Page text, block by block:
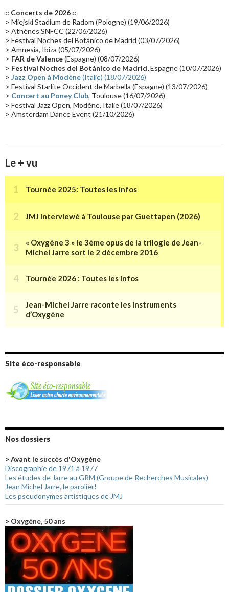
Passages radio Vidéo Jarrecast (16) Synthé 80's
Les concerts en Chine(16) Cinéma
Synthé Roland(15) Belgique(15)
(14) Astronomie (14)
Tournée 2025(14) 2024(14) Chine(13)
:: Concerts de 2026 ::
> Miejski Stadium de Radom (Pologne) (19/06/2026)
> Athènes SNFCC (22/06/2026)
> Festival Noches del Botánico de Madrid (03/07/2026)
> Amnesia, Ibiza (05/07/2026)
> FAR de Valence(Espagne) (08/07/2026)
> Festival Noches del Botánico de Madrid,Espagne (10/07/2026)
> Jazz Open à Modène(Italie) (18/07/2026)
> Festival Starlite Occident de Marbella (Espagne) (13/07/2026)
> Concert au Poney Club, Toulouse (16/07/2026)
> Festival Jazz Open, Modène, Italie (18/07/2026)
> Amsterdam Dance Event (21/10/2026)
Le + vu
Site éco-responsable
Nos dossiers
> Avant le succès d'Oxygène
Discographie de 1971 à 1977
Les études de Jarre au GRM (Groupe de Recherches Musicales)
Jean Michel Jarre, le parolier!
Les pseudonymes artistiques de JMJ
> Oxygène, 50 ans